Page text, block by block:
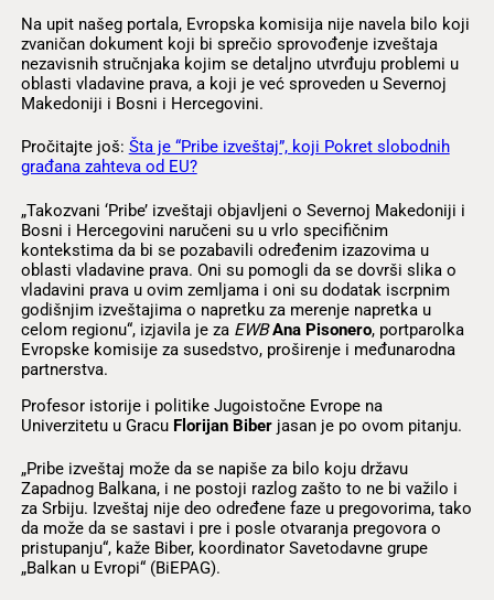
Na upit našeg portala, Evropska komisija nije navela bilo koji
zvaničan dokument koji bi sprečio sprovođenje izveštaja
nezavisnih stručnjaka kojim se detaljno utvrđuju problemi u
oblasti vladavine prava, a koji je već sproveden u Severnoj
Makedoniji i Bosni i Hercegovini.
Pročitajte još: Šta je “Pribe izveštaj”, koji Pokret slobodnih
građana zahteva od EU?
„Takozvani ‘Pribe’ izveštaji objavljeni o Severnoj Makedoniji i
Bosni i Hercegovini naručeni su u vrlo specifičnim
kontekstima da bi se pozabavili određenim izazovima u
oblasti vladavine prava. Oni su pomogli da se dovrši slika o
vladavini prava u ovim zemljama i oni su dodatak iscrpnim
godišnjim izveštajima o napretku za merenje napretka u
celom regionu“, izjavila je za EWB Ana Pisonero, portparolka
Evropske komisije za susedstvo, proširenje i međunarodna
partnerstva.
Profesor istorije i politike Jugoistočne Evrope na
Univerzitetu u Gracu Florijan Biberjasan je po ovom pitanju.
„Pribe izveštaj može da se napiše za bilo koju državu
Zapadnog Balkana, i ne postoji razlog zašto to ne bi važilo i
za Srbiju. Izveštaj nije deo određene faze u pregovorima, tako
da može da se sastavi i pre i posle otvaranja pregovora o
pristupanju“, kaže Biber, koordinator Savetodavne grupe
„Balkan u Evropi“ (BiEPAG).